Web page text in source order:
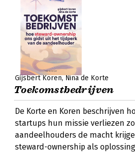
Gijsbert Koren Nina de Korte
Toekomstbedrijven
De Korte en Koren beschrijven
startups hun missie verliezen
aandeelhouders de macht
steward-ownership als